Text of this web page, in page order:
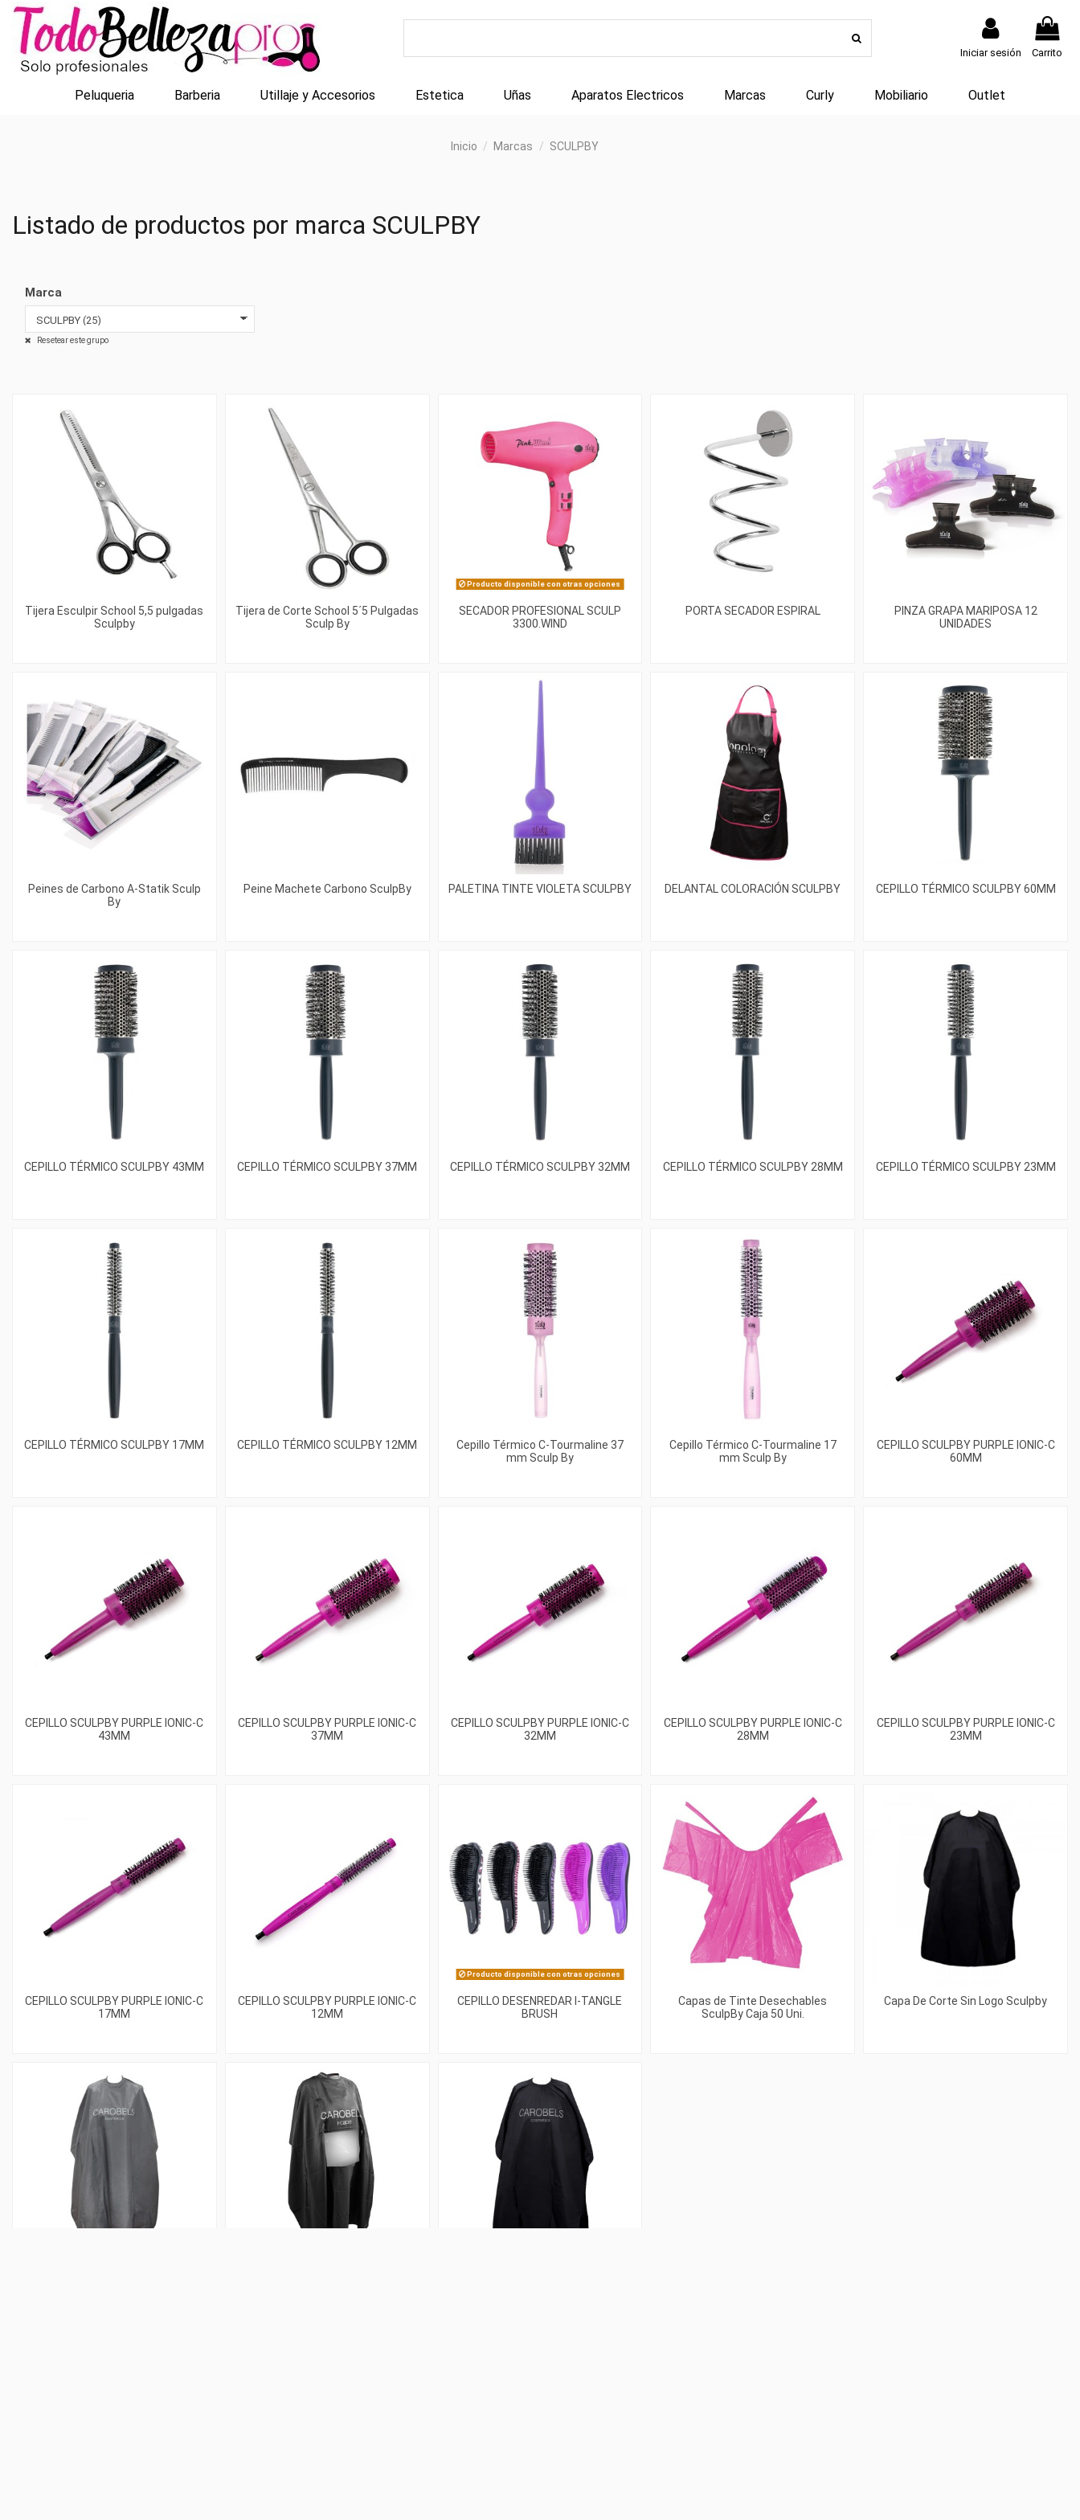
Iniciar sesión Carrito
Peluqueria Barberia Utillaje y Accesorios Estetica Uñas Aparatos Electricos Marcas Curly Mobiliario Outlet
Inicio Marcas SCULPBY
Listado de productos por marca SCULPBY
Marca
Resetear este grupo
Tijera Esculpir School 5,5 pulgadas
Sculpby
Tijera de Corte School 5´5 Pulgadas
Sculp By
Producto disponible con otras opciones
SECADOR PROFESIONAL SCULP
3300.WIND
PORTA SECADOR ESPIRAL
PINZA GRAPA MARIPOSA 12
UNIDADES
Peines de Carbono A-Statik Sculp
By
Peine Machete Carbono SculpBy PALETINA TINTE VIOLETA SCULPBY DELANTAL COLORACIÓN SCULPBY CEPILLO TÉRMICO SCULPBY 60MM
CEPILLO TÉRMICO SCULPBY 43MM CEPILLO TÉRMICO SCULPBY 37MM CEPILLO TÉRMICO SCULPBY 32MM CEPILLO TÉRMICO SCULPBY 28MM CEPILLO TÉRMICO SCULPBY 23MM
CEPILLO TÉRMICO SCULPBY 17MM CEPILLO TÉRMICO SCULPBY 12MM
Cepillo Térmico C-Tourmaline 37
mm Sculp By
Cepillo Térmico C-Tourmaline 17
mm Sculp By
CEPILLO SCULPBY PURPLE IONIC-C
60MM
CEPILLO SCULPBY PURPLE IONIC-C
43MM
CEPILLO SCULPBY PURPLE IONIC-C
37MM
CEPILLO SCULPBY PURPLE IONIC-C
32MM
CEPILLO SCULPBY PURPLE IONIC-C
28MM
CEPILLO SCULPBY PURPLE IONIC-C
23MM
CEPILLO SCULPBY PURPLE IONIC-C
17MM
CEPILLO SCULPBY PURPLE IONIC-C
12MM
Producto disponible con otras opciones
CEPILLO DESENREDAR I-TANGLE
BRUSH
Capas de Tinte Desechables
SculpBy Caja 50 Uni.
Capa De Corte Sin Logo Sculpby